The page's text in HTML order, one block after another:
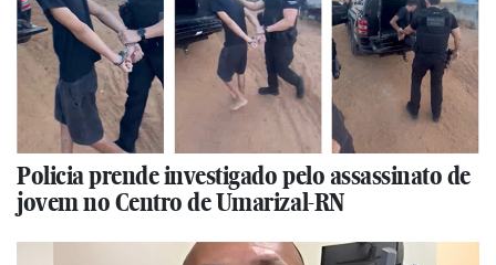
Policia prende investigado pelo assassinato de
jovem no Centro de Umarizal-RN